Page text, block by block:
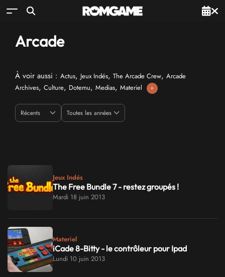
Arcade
À voir aussi : Actus, Jeux Indés, The Arcade Crew, Arcade
Archives, Culture, Dotemu, Medias, Materiel +
Jeux Indés
The Free Bundle 7 - restez groupés !
Mardi 18 juin 2013
Materiel
iCade 8-Bitty - le contrôleur pour Ipad
Lundi 10 juin 2013